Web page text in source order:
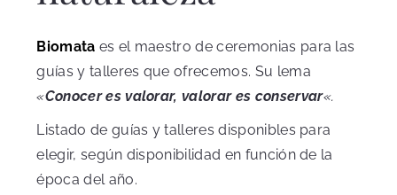
Biomata es el maestro de ceremonias para las
guías y talleres que ofrecemos. Su lema
«Conocer es valorar, valorar es conservar«.
Listado de guías y talleres disponibles para
elegir, según disponibilidad en función de la
época del año.